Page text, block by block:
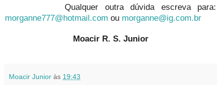
Qualquer outra dúvida escreva para:
morganne777@hotmail.com ou morganne@ig.com.br
Moacir R. S. Junior
Moacir Junior às 19:43